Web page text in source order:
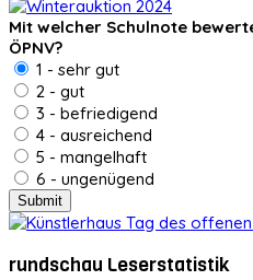
Mit welcher Schulnote
ÖPNV?
1 - sehr gut
2 - gut
3 - befriedigend
4 - ausreichend
5 - mangelhaft
6 - ungenügend
rundschau Leserstatistik